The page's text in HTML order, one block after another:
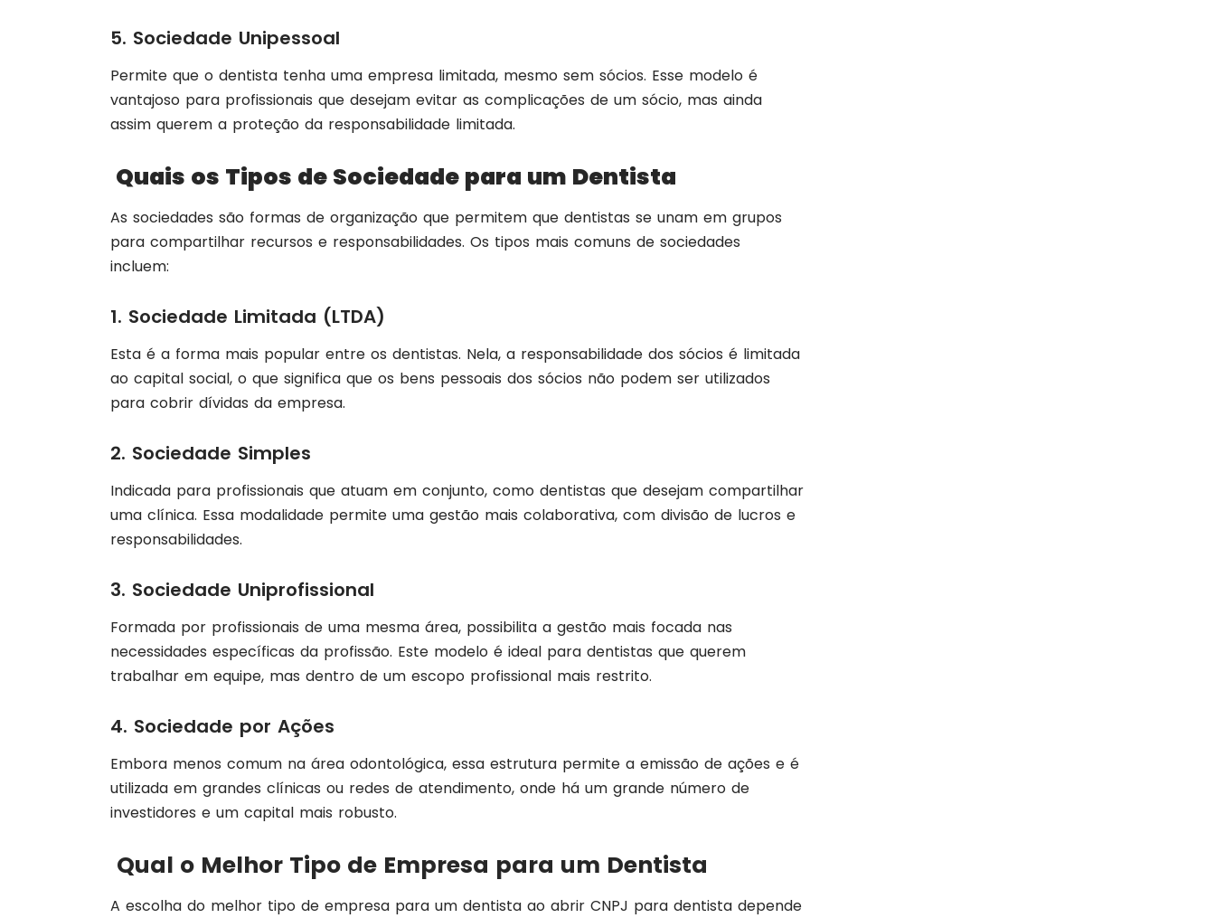
5. Sociedade Unipessoal
Permite que o dentista tenha uma empresa limitada, mesmo sem sócios. Esse modelo é
vantajoso para profissionais que desejam evitar as complicações de um sócio, mas ainda
assim querem a proteção da responsabilidade limitada.
Quais os Tipos de Sociedade para um Dentista
As sociedades são formas de organização que permitem que dentistas se unam em grupos
para compartilhar recursos e responsabilidades. Os tipos mais comuns de sociedades
incluem:
1. Sociedade Limitada (LTDA)
Esta é a forma mais popular entre os dentistas. Nela, a responsabilidade dos sócios é limitada
ao capital social, o que significa que os bens pessoais dos sócios não podem ser utilizados
para cobrir dívidas da empresa.
2. Sociedade Simples
Indicada para profissionais que atuam em conjunto, como dentistas que desejam compartilhar
uma clínica. Essa modalidade permite uma gestão mais colaborativa, com divisão de lucros e
responsabilidades.
3. Sociedade Uniprofissional
Formada por profissionais de uma mesma área, possibilita a gestão mais focada nas
necessidades específicas da profissão. Este modelo é ideal para dentistas que querem
trabalhar em equipe, mas dentro de um escopo profissional mais restrito.
4. Sociedade por Ações
Embora menos comum na área odontológica, essa estrutura permite a emissão de ações e é
utilizada em grandes clínicas ou redes de atendimento, onde há um grande número de
investidores e um capital mais robusto.
Qual o Melhor Tipo de Empresa para um Dentista
A escolha do melhor tipo de empresa para um dentista ao abrir CNPJ para dentista depende